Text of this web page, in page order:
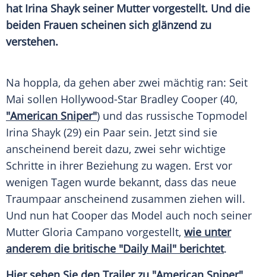
hat Irina Shayk seiner Mutter vorgestellt. Und die
beiden Frauen scheinen sich glänzend zu
verstehen.
Na hoppla, da gehen aber zwei mächtig ran: Seit
Mai sollen Hollywood-Star Bradley Cooper (40,
"American Sniper") und das russische Topmodel
Irina Shayk (29) ein Paar sein. Jetzt sind sie
anscheinend bereit dazu, zwei sehr wichtige
Schritte in ihrer Beziehung zu wagen. Erst vor
wenigen Tagen wurde bekannt, dass das neue
Traumpaar anscheinend zusammen ziehen will.
Und nun hat Cooper das Model auch noch seiner
Mutter Gloria Campano vorgestellt, wie unter
anderem die britische "Daily Mail" berichtet.